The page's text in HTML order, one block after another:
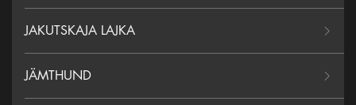
JAKUTSKAJA LAJKA
JÄMTHUND